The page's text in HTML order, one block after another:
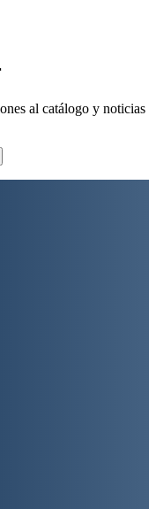
al catálogo y noticias